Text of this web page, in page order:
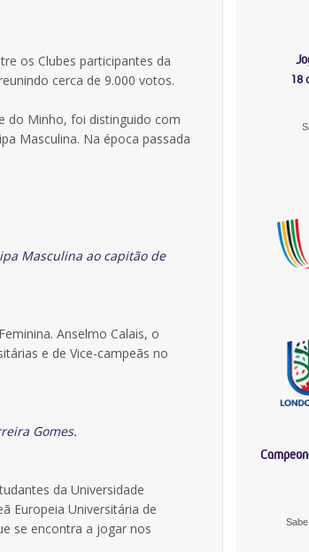
os Clubes participantes da
cerca de 9.000 votos.
do Minho, foi distinguido com
Masculina. Na época passada
Masculina ao capitão de
Anselmo Calais, o
e de Vice-campeãs no
Gomes.
da Universidade
Europeia Universitária de
se encontra a jogar nos
18